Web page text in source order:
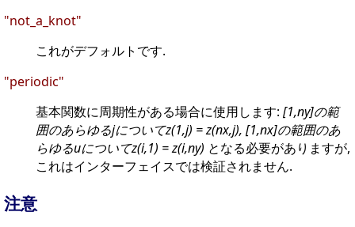
"not_a_knot"
これがデフォルトです.
"periodic"
基本関数に周期性がある場合に使用します: [1,ny]の範
囲のあらゆるjについてz(1,j) = z(nx,j), [1,nx]の範囲のあ
らゆるuについてz(i,1) = z(i,ny) となる必要がありますが,
これはインターフェイスでは検証されません.
注意